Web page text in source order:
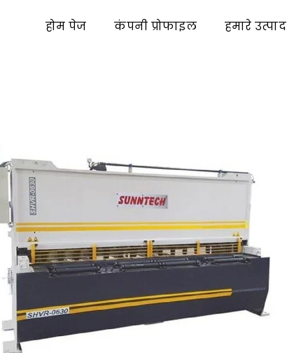
होम पेज कंपनी प्रोफाइल हमारे उत्पाद